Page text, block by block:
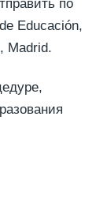
по
Educación,
Мadrid.